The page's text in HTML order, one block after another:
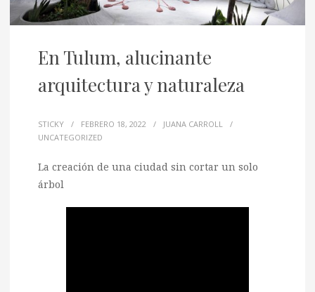
En Tulum, alucinante
arquitectura y naturaleza
STICKY / FEBRERO 18, 2022 / JUANA CARROLL
/
UNCATEGORIZED
La creación de una ciudad sin cortar un solo
árbol